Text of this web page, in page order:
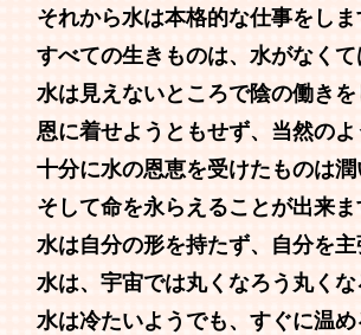
それから水は本格的な仕事をしま
すべての生きものは、水がなくて
水は見えないところで陰の働きを
恩に着せようともせず、当然のよ
十分に水の恩恵を受けたものは潤
そして命を永らえることが出来ま
水は自分の形を持たず、自分を主
水は、宇宙では丸くなろう丸くな
水は冷たいようでも、すぐに温め